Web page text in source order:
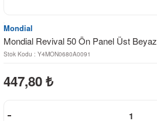
Mondial
Mondial Revival 50 Ön Panel Üst Beyaz
Stok Kodu : Y4MON0680A0091
447,80 ₺